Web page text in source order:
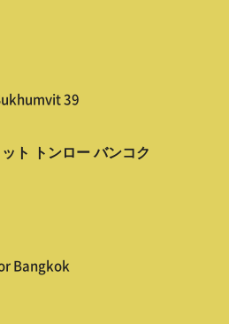
39
ト トンロー バンコク
Bangkok